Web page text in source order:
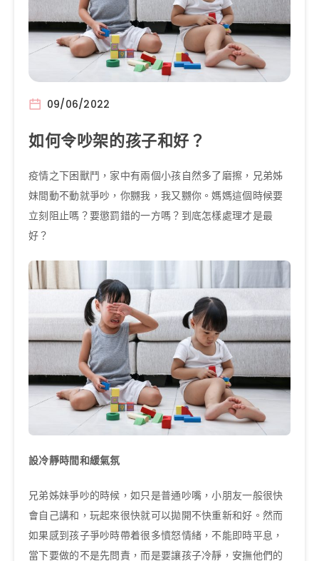
09/06/2022
如何令吵架的孩子和好？
疫情之下困獸鬥，家中有兩個小孩自然多了磨擦，兄弟姊
妹間動不動就爭吵，你嬲我，我又嬲你。媽媽這個時候要
立刻阻止嗎？要懲罰錯的一方嗎？到底怎樣處理才是最
好？
設冷靜時間和緩氣氛
兄弟姊妹爭吵的時候，如只是普通吵嘴，小朋友一般很快
會自己講和，玩起來很快就可以拋開不快重新和好。然而
如果感到孩子爭吵時帶着很多憤怒情緒，不能即時平息，
當下要做的不是先問責，而是要讓孩子冷靜，安撫他們的